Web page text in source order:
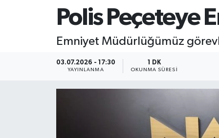
Polis Peçeteye
Emniyet Müdürlüğümüz
03.07.2026 - 17:30
YAYINLANMA
1 DK
OKUNMA SÜRESI
Süper Lig Puan Durumu ve Fikstür